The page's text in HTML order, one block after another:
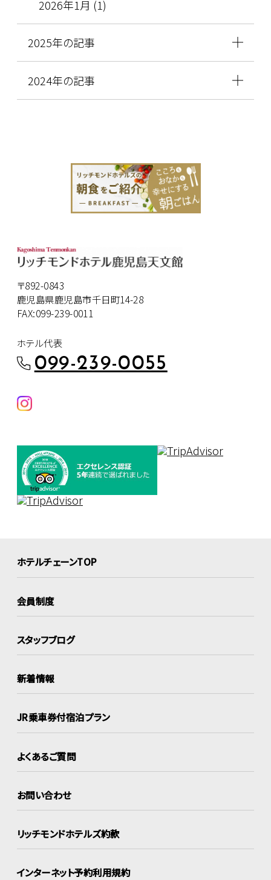
2026年1月 (1)
2025年の記事
2024年の記事
〒892-0843
鹿児島県鹿児島市千日町14-28
FAX:099-239-0011
ホテル代表
099-239-0055
ホテルチェーンTOP
会員制度
スタッフブログ
新着情報
JR乗車券付宿泊プラン
よくあるご質問
お問い合わせ
リッチモンドホテルズ約款
インターネット予約利用規約